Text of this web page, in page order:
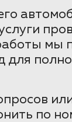
по